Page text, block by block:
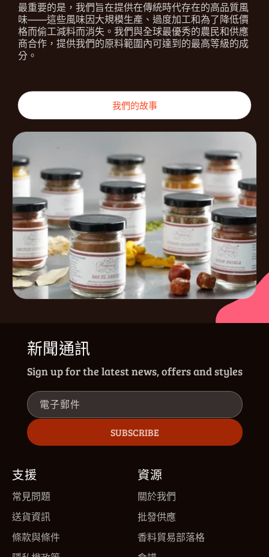
最重要的是，我們旨在提供在傳統時代存在的高品質風
味——這些風味因大規模生產、過度加工和為了降低價
格而偷工減料而消失。我們與全球最優秀的農民和供應
商合作，提供我們的原料範圍內可達到的最高等級的成
分。
我們的故事
新聞通訊
Sign up for the latest news, offers and styles
電子郵件
SUBSCRIBE
支援
常見問題
送貨資訊
條款與條件
資源
關於我們
批發供應
香料貿易部落格